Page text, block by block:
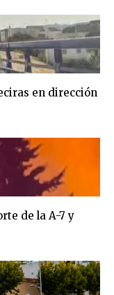
en dirección
de la A-7 y